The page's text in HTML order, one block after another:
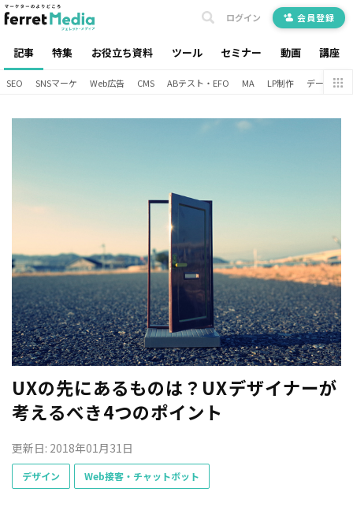
記事 特集 お役立ち資料 ツール セミナー 動画 講座
ログイン 会員登録
SEO SNSマーケ Web広告 CMS ABテスト・EFO MA LP制作 データ分析
UXの先にあるものは？UXデザイナーが
考えるべき4つのポイント
更新日: 2018年01月31日
デザイン Web接客・チャットボット